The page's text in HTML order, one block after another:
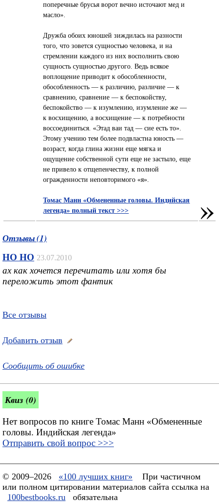
поперечные брусья ворот вечно источают мед и
масло».
Дружба обоих юношей зиждилась на разности
того, что зовется сущностью человека, и на
стремлении каждого из них восполнить свою
сущность сущностью другого. Ведь всякое
воплощение приводит к обособленности,
обособленность — к различию, различие — к
сравнению, сравнение — к беспокойству,
беспокойство — к изумлению, изумление же —
к восхищению, а восхищение — к потребности
воссоединиться. «Этад ваи тад — сие есть то».
Этому учению тем более подвластна юность —
возраст, когда глина жизни еще мягка и
ощущение собственной сути еще не застыло, еще
не привело к отщепенчеству, к полной
огражденности неповторимого «я».
Томас Манн «Обмененные головы. Индийская
легенда» полный текст >>>
»
Отзывы (1)
HO HO 23.07.2010
ах как хочется перечитать или хотя бы
переложить этот фантик
Все отзывы
Добавить отзыв
Сообщить об ошибке
Квиз (0)
Нет вопросов по книге Томас Манн «Обмененные
головы. Индийская легенда»
Отправить свой вопрос >>>
© 2009–2026 «100 лучших книг»
При частичном
или полном цитировании материалов сайта ссылка на
100bestbooks.ru
обязательна